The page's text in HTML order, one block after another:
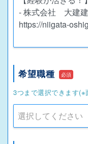
希望職種 必須
3つまで選択できます
選択してください